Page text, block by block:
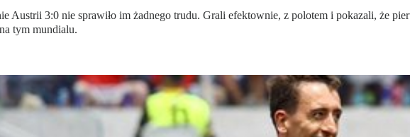
Austrii 3:0 nie sprawiło im żadnego trudu. Grali efektownie, z polotem i pokazali, że
tym mundialu.